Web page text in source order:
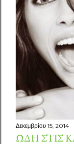
Δεκεμβρίου 15, 2014
ΩΔΉ ΣΤΙΣ